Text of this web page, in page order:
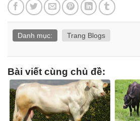
Danh mục: Trang Blogs
Bài viết cùng chủ đề: